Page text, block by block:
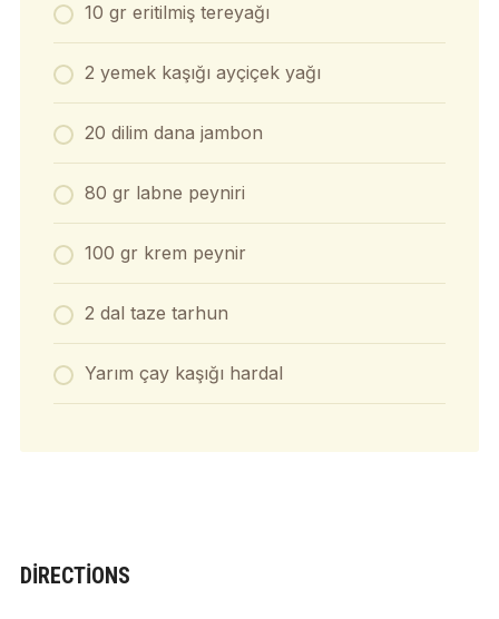
10 gr eritilmiş tereyağı
2 yemek kaşığı ayçiçek yağı
20 dilim dana jambon
80 gr labne peyniri
100 gr krem peynir
2 dal taze tarhun
Yarım çay kaşığı hardal
DIRECTIONS